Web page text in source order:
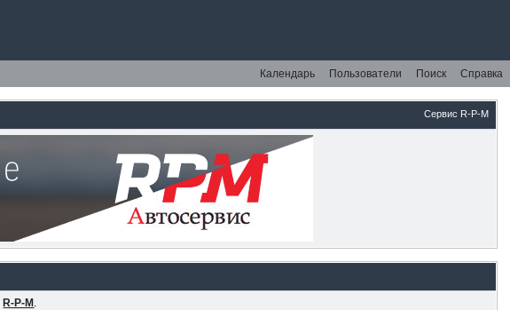
Календарь Пользователи Поиск Справка
Сервис R-P-M
R-P-M .